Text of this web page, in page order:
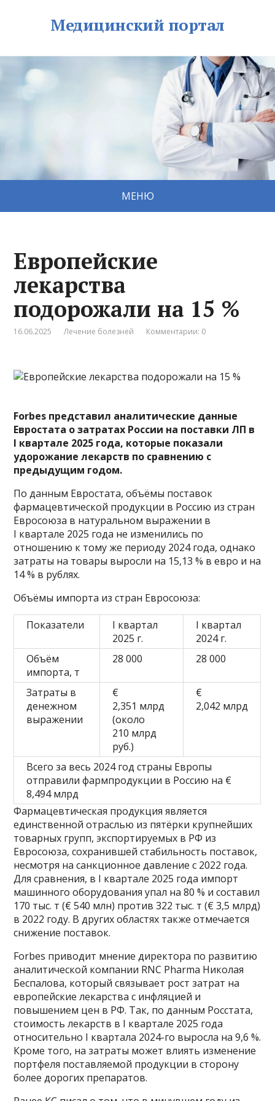
Медицинский портал
МЕНЮ
Европейские
лекарства
подорожали на 15 %
16.06.2025 Лечение болезней Комментарии: 0
Forbes представил аналитические данные
Евростата о затратах России на поставки ЛП в
I квартале 2025 года, которые показали
удорожание лекарств по сравнению с
предыдущим годом.
По данным Евростата, объёмы поставок
фармацевтической продукции в Россию из стран
Евросоюза в натуральном выражении в
I квартале 2025 года не изменились по
отношению к тому же периоду 2024 года, однако
затраты на товары выросли на 15,13 % в евро и на
14 % в рублях.
Объёмы импорта из стран Евросоюза:
Показатели
I квартал
2025 г.
I квартал
2024 г.
Объём
импорта, т
28 000 28 000
Затраты в
денежном
выражении
€
2,351 млрд
(около
210 млрд
руб.)
€
2,042 млрд
Всего за весь 2024 год страны Европы
отправили фармпродукции в Россию на €
8,494 млрд
Фармацевтическая продукция является
единственной отраслью из пятёрки крупнейших
товарных групп, экспортируемых в РФ из
Евросоюза, сохранившей стабильность поставок,
несмотря на санкционное давление с 2022 года.
Для сравнения, в I квартале 2025 года импорт
машинного оборудования упал на 80 % и составил
170 тыс. т (€ 540 млн) против 322 тыс. т (€ 3,5 млрд)
в 2022 году. В других областях также отмечается
снижение поставок.
Forbes приводит мнение директора по развитию
аналитической компании RNC Pharma Николая
Беспалова, который связывает рост затрат на
европейские лекарства с инфляцией и
повышением цен в РФ. Так, по данным Росстата,
стоимость лекарств в I квартале 2025 года
относительно I квартала 2024-го выросла на 9,6 %.
Кроме того, на затраты может влиять изменение
портфеля поставляемой продукции в сторону
более дорогих препаратов.